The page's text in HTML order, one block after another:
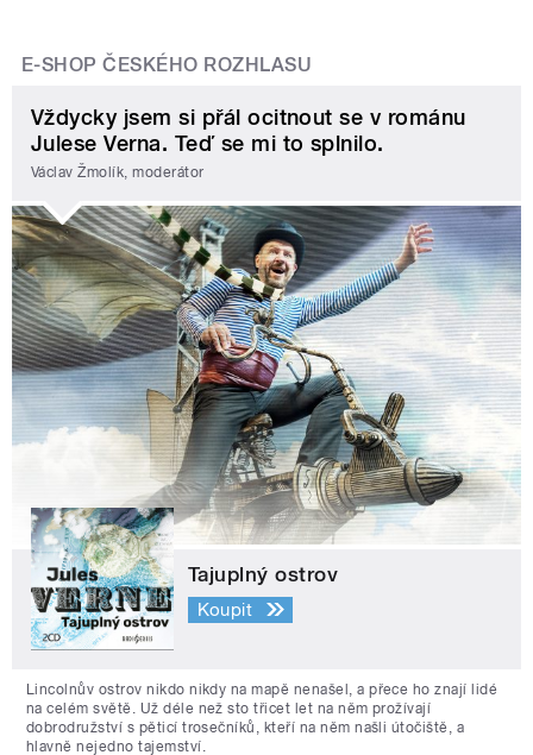
E-SHOP ČESKÉHO ROZHLASU
Vždycky jsem si přál ocitnout se v románu
Julese Verna. Teď se mi to splnilo.
Václav Žmolík, moderátor
Tajuplný ostrov
Koupit
Lincolnův ostrov nikdo nikdy na mapě nenašel, a přece ho znají lidé
na celém světě. Už déle než sto třicet let na něm prožívají
dobrodružství s pěticí trosečníků, kteří na něm našli útočiště, a
hlavně nejedno tajemství.